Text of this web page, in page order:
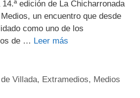
edición de La Chicharronada
un encuentro que desde
como uno de los
de … Leer más
Villada, Extramedios, Medios